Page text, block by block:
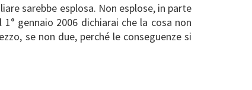
sarebbe esplosa. Non esplose, in parte
gennaio 2006 dichiarai che la cosa non
se non due, perché le conseguenze si